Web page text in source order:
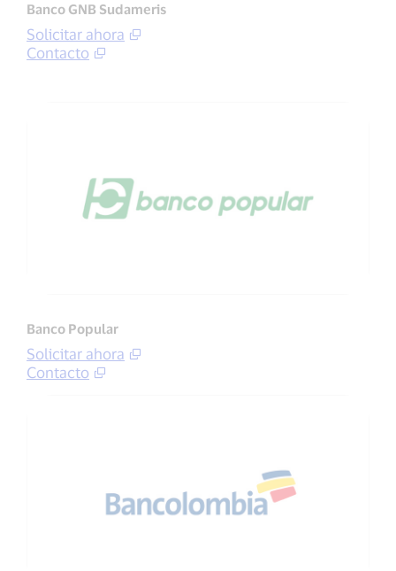
Banco GNB Sudameris
Solicitar ahora
Contacto
Banco Popular
Solicitar ahora
Contacto